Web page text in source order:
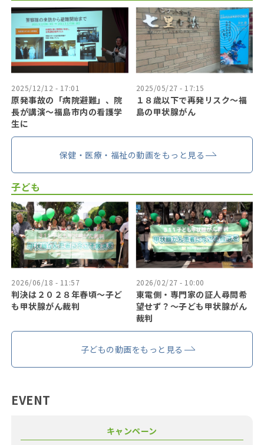
2025/12/12 - 17:01
原発事故の「病院避難」、院
長が講演～福島市内の看護学
生に
2025/05/27 - 17:15
１８歳以下で再発リスク〜福
島の甲状腺がん
保健・医療・福祉の動画をもっと見る
子ども
2026/06/18 - 11:57
判決は２０２８年春頃〜子ど
も甲状腺がん裁判
2026/02/27 - 10:00
東電側・専門家の証人尋問希
望せず？〜子ども甲状腺がん
裁判
子どもの動画をもっと見る
EVENT
キャンペーン